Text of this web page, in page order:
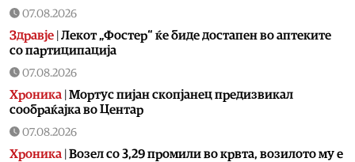
07.08.2026
Здравје Лекот „Фостер“ ќе биде достапен во аптеките
со партиципација
07.08.2026
Хроника Мортус пијан скопјанец предизвикал
сообраќајка во Центар
07.08.2026
Хроника Возел со 3,29 промили во крвта, возилото му е